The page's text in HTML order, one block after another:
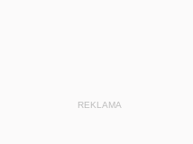
REKLAMA